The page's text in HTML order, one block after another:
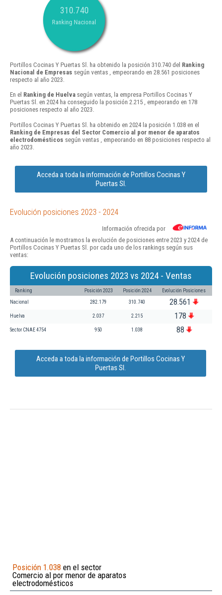
310.740
Ranking Nacional
Portillos Cocinas Y Puertas Sl. ha obtenido la posición 310.740 del Ranking
Nacional de Empresas según ventas , empeorando en 28.561 posiciones
respecto al año 2023.
En el Ranking de Huelva según ventas, la empresa Portillos Cocinas Y
Puertas Sl. en 2024 ha conseguido la posición 2.215 , empeorando en 178
posiciones respecto al año 2023.
Portillos Cocinas Y Puertas Sl. ha obtenido en 2024 la posición 1.038 en el
Ranking de Empresas del Sector Comercio al por menor de aparatos
electrodomésticos según ventas , empeorando en 88 posiciones respecto al
año 2023.
Acceda a toda la información de Portillos Cocinas Y
Puertas Sl.
Evolución posiciones 2023 - 2024
Información ofrecida por
A continuación le mostramos la evolución de posiciones entre 2023 y 2024 de
Portillos Cocinas Y Puertas Sl. por cada uno de los rankings según sus
ventas:
Evolución posiciones 2023 vs 2024 - Ventas
Ranking Posición 2023 Posición 2024 Evolución Posiciones
Nacional 282.179 310.740 28.561
Huelva 2.037 2.215 178
Sector CNAE 4754 950 1.038 88
Acceda a toda la información de Portillos Cocinas Y
Puertas Sl.
Posición 1.038 en el sector
Comercio al por menor de aparatos
electrodomésticos